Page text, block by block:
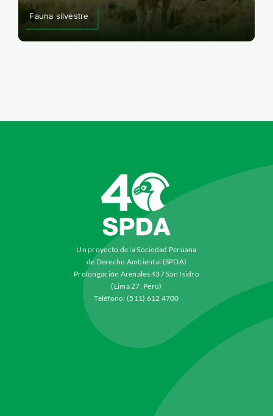
Fauna silvestre
Un proyecto de la Sociedad Peruana
de Derecho Ambiental (SPDA)
Prolongación Arenales 437 San Isidro
(Lima 27, Perú)
Teléfono: (511) 612 4700